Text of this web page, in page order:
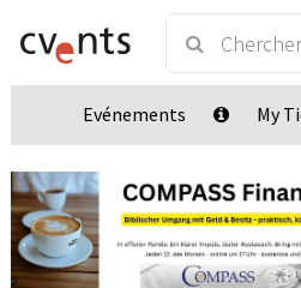
Evénements My